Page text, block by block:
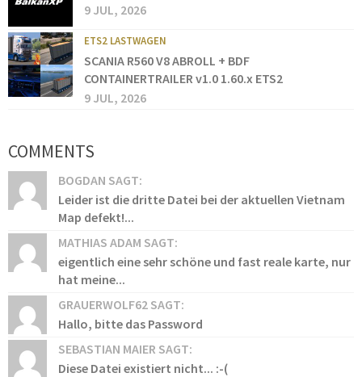
9 JUL, 2026
ETS2 LASTWAGEN
SCANIA R560 V8 ABROLL + BDF
CONTAINERTRAILER v1.0 1.60.x ETS2
9 JUL, 2026
COMMENTS
BOGDAN SAGT:
Leider ist die dritte Datei bei der aktuellen Vietnam
Map defekt!...
MATHIAS ADAM SAGT:
eigentlich eine sehr schöne und fast reale karte, nur
hat meine...
GRAUERWOLF62 SAGT:
Hallo, bitte das Password
SEBASTIAN MAIER SAGT:
Diese Datei existiert nicht... :-(